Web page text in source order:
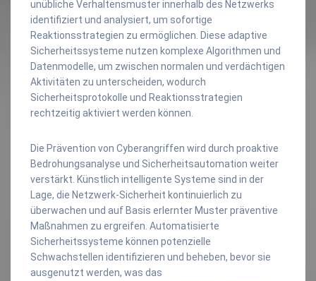
unübliche Verhaltensmuster innerhalb des Netzwerks
identifiziert und analysiert, um sofortige
Reaktionsstrategien zu ermöglichen. Diese adaptive
Sicherheitssysteme nutzen komplexe Algorithmen und
Datenmodelle, um zwischen normalen und verdächtigen
Aktivitäten zu unterscheiden, wodurch
Sicherheitsprotokolle und Reaktionsstrategien
rechtzeitig aktiviert werden können.
Die Prävention von Cyberangriffen wird durch proaktive
Bedrohungsanalyse und Sicherheitsautomation weiter
verstärkt. Künstlich intelligente Systeme sind in der
Lage, die Netzwerk-Sicherheit kontinuierlich zu
überwachen und auf Basis erlernter Muster präventive
Maßnahmen zu ergreifen. Automatisierte
Sicherheitssysteme können potenzielle
Schwachstellen identifizieren und beheben, bevor sie
ausgenutzt werden, was das